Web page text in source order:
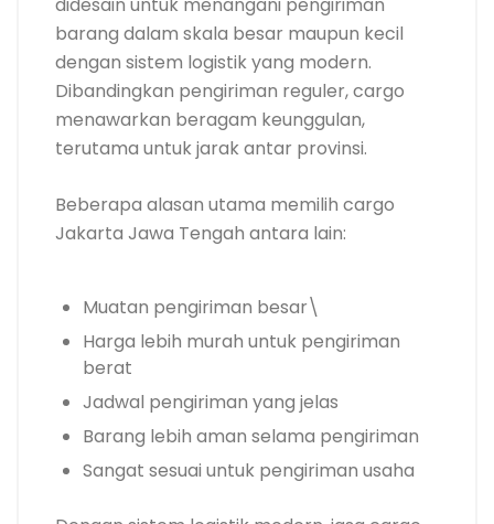
barang dalam skala besar maupun kecil
dengan sistem logistik yang modern.
Dibandingkan pengiriman reguler, cargo
menawarkan beragam keunggulan,
terutama untuk jarak antar provinsi.
Beberapa alasan utama memilih cargo
Jakarta Jawa Tengah antara lain:
Muatan pengiriman besar\
Harga lebih murah untuk pengiriman
berat
Jadwal pengiriman yang jelas
Barang lebih aman selama pengiriman
Sangat sesuai untuk pengiriman usaha